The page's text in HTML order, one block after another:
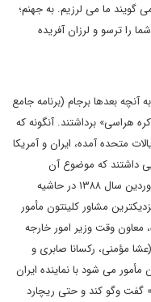
ما می لرزیم. به جهنم؛
را ترسو و لرزان آفریده
آنچه بعدها برجام (برنامه جامع
هراسی» برداشتند. آنگونه که
متحده آمده، ایران و آمریکا
داشتند که موضوع آن
آمریکایی های بازداشت شده در ایران بود. در فروردین سال ۱۳۸۸ در حاشیه
مشاور کلینتون مأمور
معاون وقت وزیر امور خارجه
مؤمنی، رکسانا صابری و
می شود با نماینده ایران
گفت وگو کند و حتی ریچارد